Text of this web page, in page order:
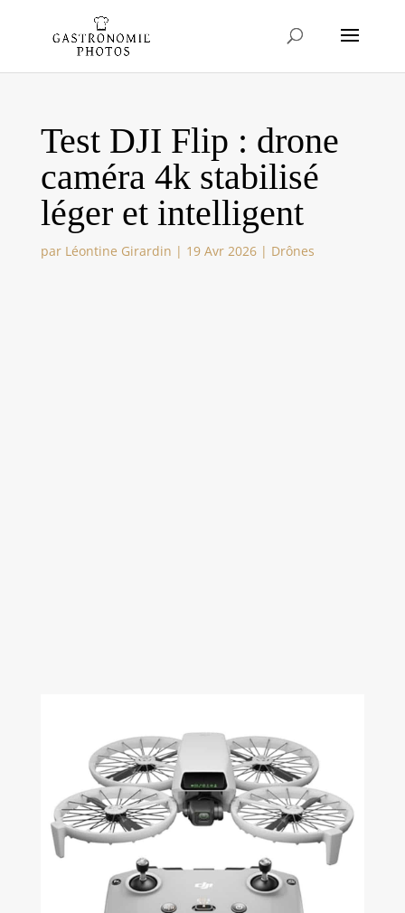
Test DJI Flip : drone
caméra 4k stabilisé
léger et intelligent
par Léontine Girardin | 19 Avr 2026| Drônes